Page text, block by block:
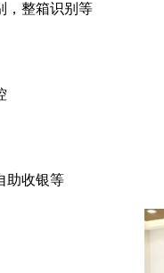
，整箱识别等
助收银等